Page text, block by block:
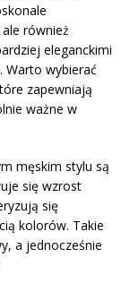
również
eleganckimi
Warto wybierać
zapewniają
ważne w
męskim stylu są
się wzrost
się
kolorów. Takie
a jednocześnie